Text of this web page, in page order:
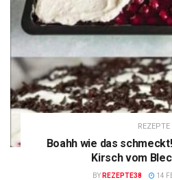
REZEPTE
Boahh wie das
Kirsch vom
BY REZEPTE38 14